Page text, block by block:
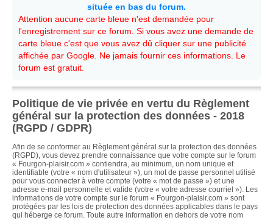
située en bas du forum.
Attention aucune carte bleue n'est demandée pour
l'enregistrement sur ce forum. Si vous avez une demande de
carte bleue c'est que vous avez dû cliquer sur une publicité
affichée par Google. Ne jamais fournir ces informations. Le
forum est gratuit.
Politique de vie privée en vertu du Règlement
général sur la protection des données - 2018
(RGPD / GDPR)
Afin de se conformer au Règlement général sur la protection des données
(RGPD), vous devez prendre connaissance que votre compte sur le forum
« Fourgon-plaisir.com » contiendra, au minimum, un nom unique et
identifiable (votre « nom d'utilisateur »), un mot de passe personnel utilisé
pour vous connecter à votre compte (votre « mot de passe ») et une
adresse e-mail personnelle et valide (votre « votre adresse courriel »). Les
informations de votre compte sur le forum « Fourgon-plaisir.com » sont
protégées par les lois de protection des données applicables dans le pays
qui héberge ce forum. Toute autre information en dehors de votre nom